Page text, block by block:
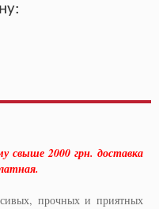
свыше 2000 грн. доставка
прочных и приятных